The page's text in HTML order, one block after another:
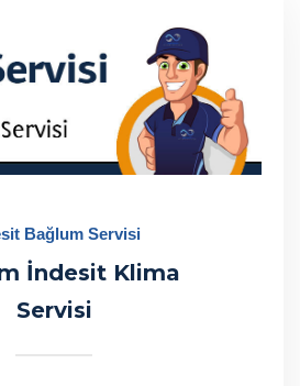
Bağlum Servisi
İndesit Klima
Servisi